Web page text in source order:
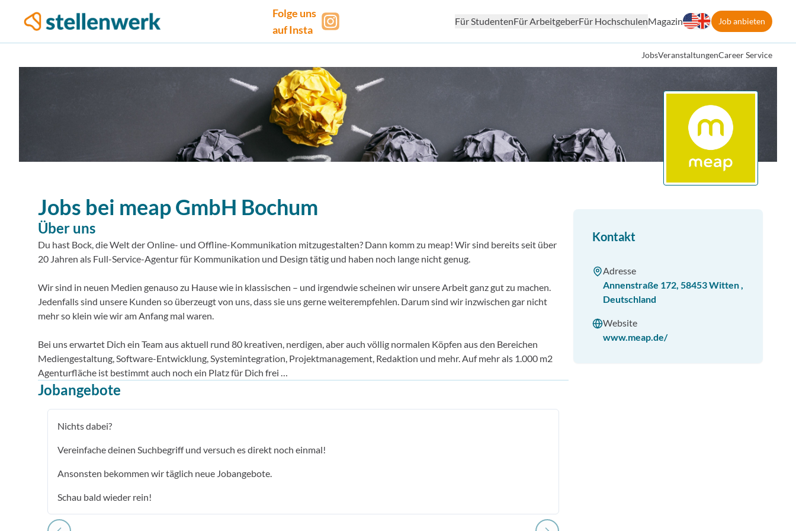
Folge uns
auf Insta
Für StudentenFür ArbeitgeberFür HochschulenMagazin Job anbieten
JobsVeranstaltungenCareer Service
Jobs bei meap GmbH Bochum
Über uns
Du hast Bock, die Welt der Online- und Offline-Kommunikation mitzugestalten? Dann komm zu meap! Wir sind bereits seit über
20 Jahren als Full-Service-Agentur für Kommunikation und Design tätig und haben noch lange nicht genug.
Wir sind in neuen Medien genauso zu Hause wie in klassischen – und irgendwie scheinen wir unsere Arbeit ganz gut zu machen.
Jedenfalls sind unsere Kunden so überzeugt von uns, dass sie uns gerne weiterempfehlen. Darum sind wir inzwischen gar nicht
mehr so klein wie wir am Anfang mal waren.
Bei uns erwartet Dich ein Team aus aktuell rund 80 kreativen, nerdigen, aber auch völlig normalen Köpfen aus den Bereichen
Mediengestaltung, Software-Entwicklung, Systemintegration, Projektmanagement, Redaktion und mehr. Auf mehr als 1.000 m2
Agenturfläche ist bestimmt auch noch ein Platz für Dich frei …
Jobangebote
Nichts dabei?
Vereinfache deinen Suchbegriff und versuch es direkt noch einmal!
Ansonsten bekommen wir täglich neue Jobangebote.
Schau bald wieder rein!
Kontakt
Adresse
Annenstraße 172, 58453Witten,
Deutschland
Website
www.meap.de/